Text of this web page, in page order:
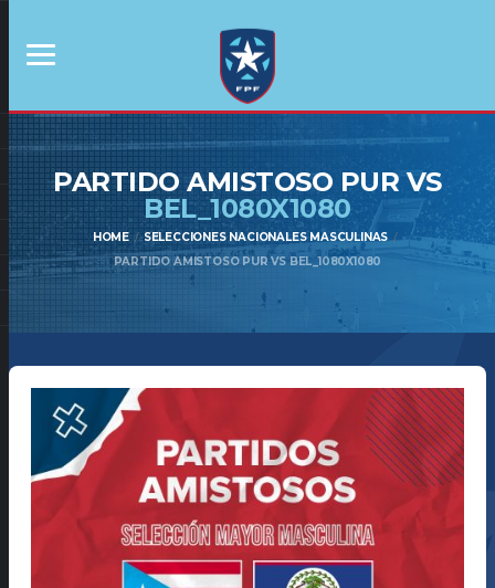
PARTIDO AMISTOSO PUR VS
BEL_1080X1080
HOME
SELECCIONES NACIONALES MASCULINAS
PARTIDO AMISTOSO PUR VS BEL_1080X1080